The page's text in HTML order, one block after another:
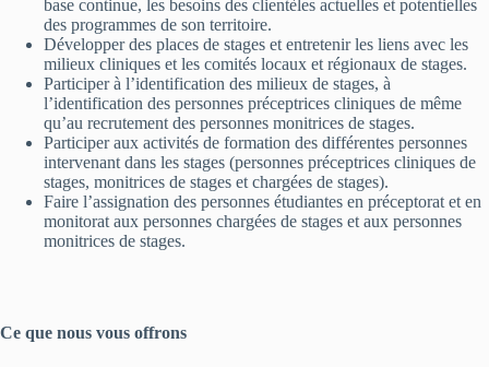
base continue, les besoins des clientèles actuelles et potentielles
des programmes de son territoire.
Développer des places de stages et entretenir les liens avec les
milieux cliniques et les comités locaux et régionaux de stages.
Participer à l’identification des milieux de stages, à
l’identification des personnes préceptrices cliniques de même
qu’au recrutement des personnes monitrices de stages.
Participer aux activités de formation des différentes personnes
intervenant dans les stages (personnes préceptrices cliniques de
stages, monitrices de stages et chargées de stages).
Faire l’assignation des personnes étudiantes en préceptorat et en
monitorat aux personnes chargées de stages et aux personnes
monitrices de stages.
Ce que nous vous offrons